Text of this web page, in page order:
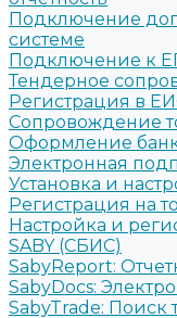
Подключение
системе
Подключение к
Тендерное
Регистрация в
Сопровождение
Оформление
Электронная
Установка и
Регистрация на
Настройка и
SABY (СБИС)
SabyReport:
SabyDocs:
SabyTrade: Поиск